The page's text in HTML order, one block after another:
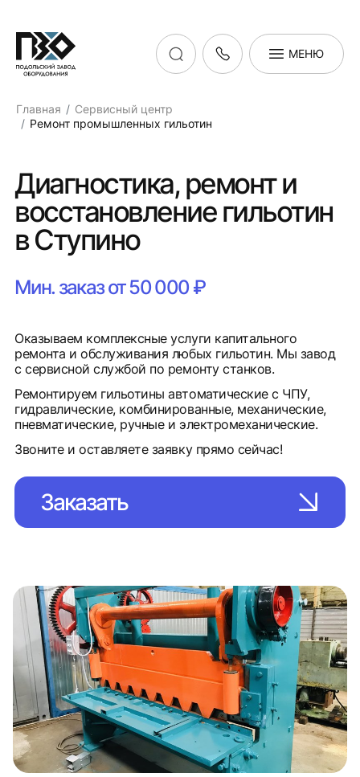
МЕНЮ
Главная
Сервисный центр
Ремонт промышленных гильотин
Диагностика, ремонт и
восстановление гильотин
в Ступино
Мин. заказ от 50 000 ₽
Оказываем комплексные услуги капитального
ремонта и обслуживания любых гильотин. Мы завод
с сервисной службой по ремонту станков.
Ремонтируем гильотины автоматические с ЧПУ,
гидравлические, комбинированные, механические,
пневматические, ручные и электромеханические.
Звоните и оставляете заявку прямо сейчас!
Заказать